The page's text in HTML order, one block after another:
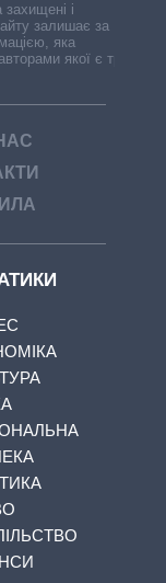
захищені і
залишає за
яка
якої є треті